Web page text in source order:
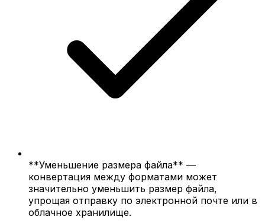
**Уменьшение размера файла** —
конвертация между форматами может
значительно уменьшить размер файла,
упрощая отправку по электронной почте или в
облачное хранилище.